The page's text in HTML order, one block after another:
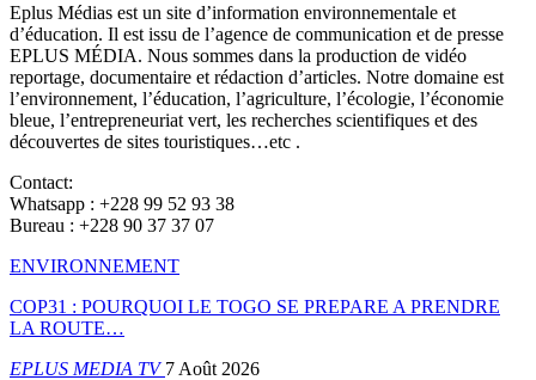
Eplus Médias est un site d’information environnementale et
d’éducation. Il est issu de l’agence de communication et de presse
EPLUS MÉDIA. Nous sommes dans la production de vidéo
reportage, documentaire et rédaction d’articles. Notre domaine est
l’environnement, l’éducation, l’agriculture, l’écologie, l’économie
bleue, l’entrepreneuriat vert, les recherches scientifiques et des
découvertes de sites touristiques…etc .
Contact:
Whatsapp : +228 99 52 93 38
Bureau : +228 90 37 37 07
ENVIRONNEMENT
COP31 : POURQUOI LE TOGO SE PREPARE A PRENDRE
LA ROUTE…
EPLUS MEDIA TV7 Août 2026